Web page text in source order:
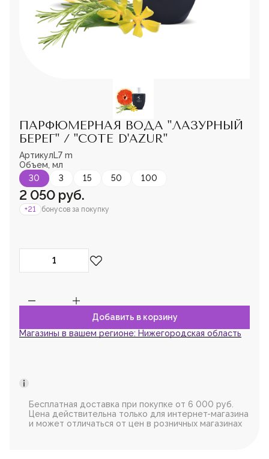
Доставка и оплата
Магазины
+7-987-089-69-00
8 (800) 600-94-04
Заказать звонок
ПАРФЮМЕРНАЯ ВОДА "ЛАЗУРНЫЙ
БЕРЕГ" / "COTE D'AZUR"
АртикулL7 m
Объем, мл
30
3 15 50 100
2 050 руб.
+21 бонусов за покупку
зарегистрируйтесь,
Магазины в вашем регионе: Нижегородская область
Бесплатная доставка при покупке от 6 000 руб.
Цена действительна только для интернет-магазина
и может отличаться от цен в розничных магазинах